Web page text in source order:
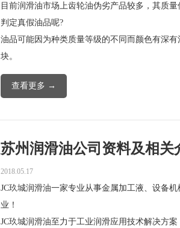
目前润滑油市场上齿轮油伪劣产品较多，其质
判定真假油品呢?
油品可能因为种类质量等级的不同而颜色有深
块。
查看更多 →
苏州润滑油公司资料及相关
2018.05.17
JC玖城润滑油一家专业从事金属加工液、设备
业！
JC玖城润滑油至力于工业润滑应用技术解决方